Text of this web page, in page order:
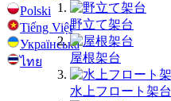
Polski
Tiếng Việt
Українська
ไทย
野立て架台
屋根架台
水上フロート架台